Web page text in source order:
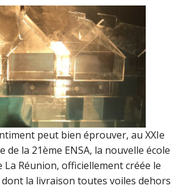
peut bien éprouver, au XXIe
de la 21ème ENSA, la nouvelle école
La Réunion, officiellement créée le
dont la livraison toutes voiles dehors